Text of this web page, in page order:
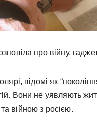
про війну,
відомі як
Вони не уявляють
війною з росією.